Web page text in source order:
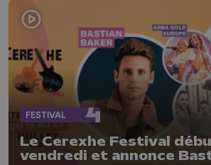
FESTIVAL
Le Cerexhe Festival
vendredi et annonce